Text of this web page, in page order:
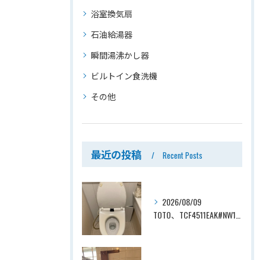
浴室換気扇
石油給湯器
瞬間湯沸かし器
ビルトイン食洗機
その他
最近の投稿 Recent Posts
2026/08/09
TOTO、TCF4511EAK#NW1→TOTO、TCF4714AK#NW1、ホワイト、瞬間式、温水洗浄便座、ウォシュレット交換工事ー埼玉県さいたま市見沼区南中野